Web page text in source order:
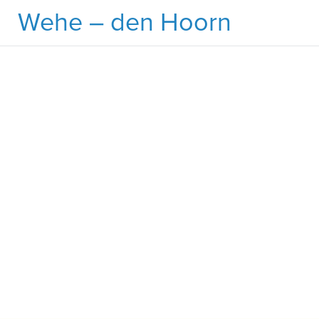
naar
de
Wehe – den Hoorn